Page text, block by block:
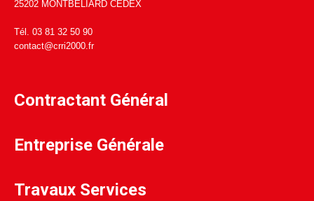
25202 MONTBELIARD CEDEX
Tél. 03 81 32 50 90
contact@crri2000.fr
Contractant Général
Entreprise Générale
Travaux Services